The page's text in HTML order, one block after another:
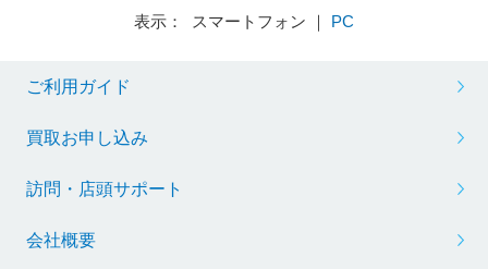
表示： スマートフォン ｜ PC
ご利用ガイド
買取お申し込み
訪問・店頭サポート
会社概要